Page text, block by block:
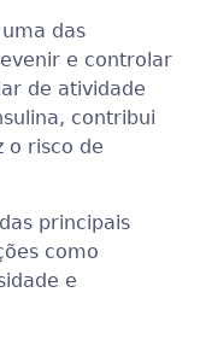
das
e controlar
de atividade
contribui
o risco de
principais
como
e